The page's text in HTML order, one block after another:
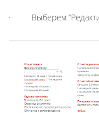
· Выберем